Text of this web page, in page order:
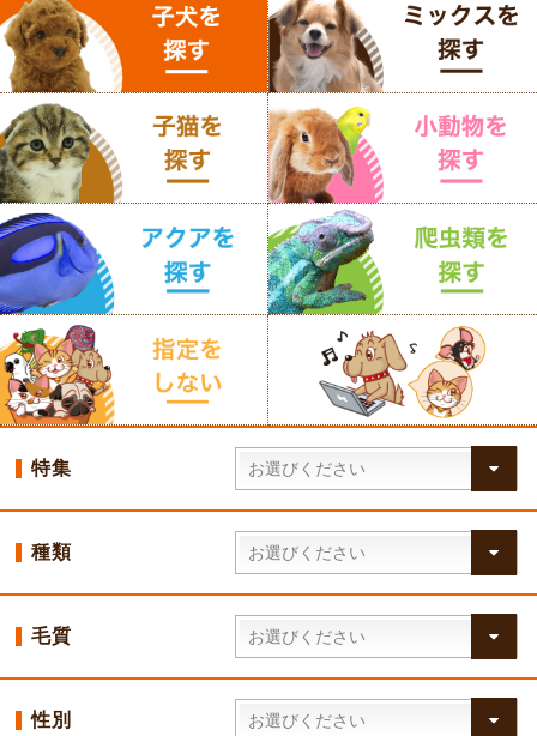
特集
種類
毛質
性別